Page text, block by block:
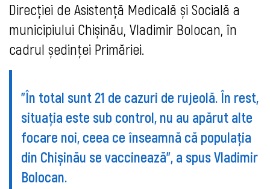
Direcției de Asistență Medicală și Socială a
municipiului Chișinău, Vladimir Bolocan, în
cadrul ședinței Primăriei.
"În total sunt 21 de cazuri de rujeolă. În rest,
situația este sub control, nu au apărut alte
focare noi, ceea ce înseamnă că populația
din Chișinău se vaccinează", a spus Vladimir
Bolocan.